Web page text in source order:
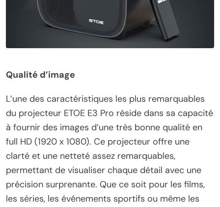
Qualité d’image
L’une des caractéristiques les plus remarquables
du projecteur ETOE E3 Pro réside dans sa capacité
à fournir des images d’une très bonne qualité en
full HD (1920 x 1080). Ce projecteur offre une
clarté et une netteté assez remarquables,
permettant de visualiser chaque détail avec une
précision surprenante. Que ce soit pour les films,
les séries, les événements sportifs ou même les